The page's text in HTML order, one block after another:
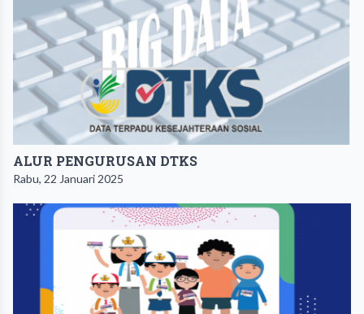
ALUR PENGURUSAN DTKS
Rabu, 22 Januari 2025